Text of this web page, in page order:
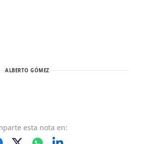
ALBERTO GÓMEZ
esta nota en: